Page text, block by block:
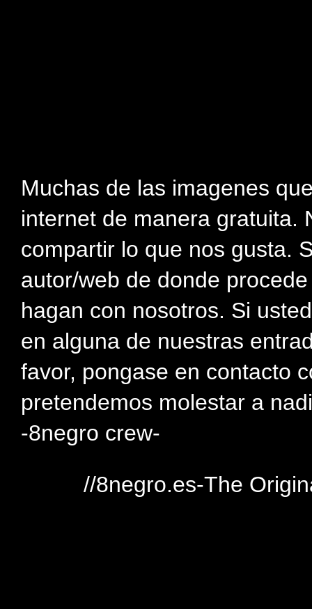
Muchas de las imagenes
internet de manera gratuita.
compartir lo que nos gusta.
autor/web de donde
hagan con nosotros. Si
en alguna de nuestras
favor, pongase en contacto
pretendemos molestar a
-8negro crew-
//8negro.es-The